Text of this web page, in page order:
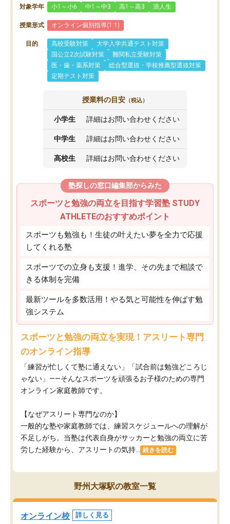
対象学年 小1～小6 中1～中3 高1～高3 浪人生
授業形式 オンライン個別指導(1:1)
目的 高校受験対策
大学入学共通テスト対策
国公立2次試験対策
難関私立受験対策
医・歯・薬系対策
総合型選抜・学校推薦型選抜対策
定期テスト対策
授業料の目安 （税込）
小学生 詳細はお問い合わせください
中学生 詳細はお問い合わせください
高校生 詳細はお問い合わせください
塾探しの窓口編集部からみた
スポーツと勉強の両立を目指す学習塾 STUDY
ATHLETEのおすすめポイント
スポーツも勉強も！生徒の叶えたい夢を全力で応援
してくれる塾
スポーツでの立身も支援！進学、その先まで相談で
きる体制を完備
最新ツールを多数活用！やる気と可能性を伸ばす勉
強システム
スポーツと勉強の両立を実現！アスリート専門
のオンライン指導
「練習が忙しくて塾に通えない」「試合前は勉強どころじ
ゃない」——そんなスポーツを頑張るお子様のための専門
オンライン家庭教師です。
【なぜアスリート専門なのか】
一般的な塾や家庭教師では、練習スケジュールへの理解が
不足しがち。当塾は代表自身がサッカーと勉強の両立に苦
労した経験から、アスリートの気持...
続きを読む
野州大塚駅の教室一覧
オンライン校 詳しく見る